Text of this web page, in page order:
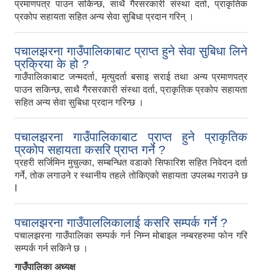
प्रमाणपत्र पाउन सकिन्छ, साथै गैरसरकारी संस्था दर्ता, प्राकृतिक
प्रकोप सहायता सहित अन्य सेवा सुबिधा प्रदान गरिन् ।
पचालझरना गाउँपालिकाबाट प्राप्त हुने सेवा सुबिधा लिने
प्रक्रिया के हो ?
गाउँपालिकाबाट जन्मदर्ता, मृत्युदर्ता बसाइ सराई तथा अन्य प्रमाणपत्र
पाउन सकिन्छ, साथै गैरसरकारी संस्था दर्ता, प्राकृतिक प्रकोप सहायता
सहित अन्य सेवा सुबिधा प्रदान गरिन्छ ।
पचालझरना गाउँपालिकाबाट प्राप्त हुने प्राकृतिक
प्रकोप सहायता कसरि प्राप्त गर्ने ?
प्रहरी सर्जिमिन मुचुल्का, सम्बन्धित वडाको सिफारिश सहित निवेदन दर्ता
गर्ने, तोक लगाउने र स्थानीय तहले तोकिएको सहायता उपलब्ध गराउने छ
पचालझरना गाउँपाललिकालाई कसरि सम्पर्क गर्ने ?
पचालझरना गाउँपालिका सम्पर्क गर्न निम्न मोबाइल नम्बरहरुमा फोन गरि
सम्पर्क गर्न सकिने छ ।
गाउँपालिका अध्यक्ष